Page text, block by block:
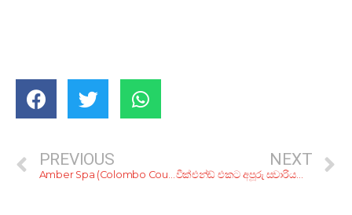
PREVIOUS
Amber Spa (Colombo Courtyard Hotel)
NEXT
වීක්එන්ඩ් එකට අපූරු සවාරියක්! නිවාඩුවක් ගතකරන්න කියාපු සුපිරි සොබාදම් හෝටල් 8ක්